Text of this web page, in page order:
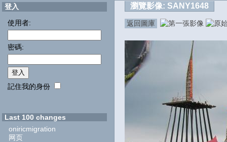
登入
使用者:
密碼:
記住我的身份
Last 100 changes
oniricmigration
网页
瀏覽影像: SANY1648
返回圖庫